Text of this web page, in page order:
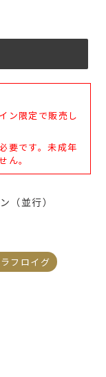
ン限定で販売し
要です。未成年
ん。
（並行）
ラフロイグ